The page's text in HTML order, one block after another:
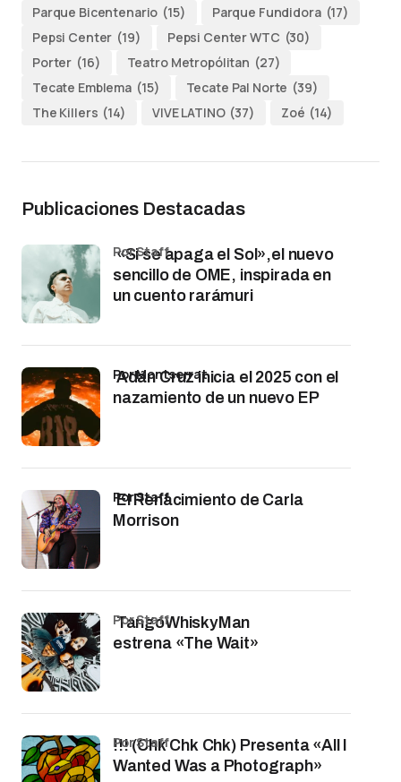
Parque Bicentenario (15) Parque Fundidora (17)
Pepsi Center (19) Pepsi Center WTC (30)
Porter (16) Teatro Metropólitan (27)
Tecate Emblema (15) Tecate Pal Norte (39)
The Killers (14) VIVE LATINO (37) Zoé (14)
Publicaciones Destacadas
«Si se apaga el Sol»,el nuevo
sencillo de OME, inspirada en
un cuento rarámuri
por Staff
Adán Cruz inicia el 2025 con el
nazamiento de un nuevo EP
por Montserrat
El Renacimiento de Carla
Morrison
por Staff
TangoWhiskyMan
estrena «The Wait»
por Staff
!!! (Chk Chk Chk) Presenta «All I
Wanted Was a Photograph»
por Staff